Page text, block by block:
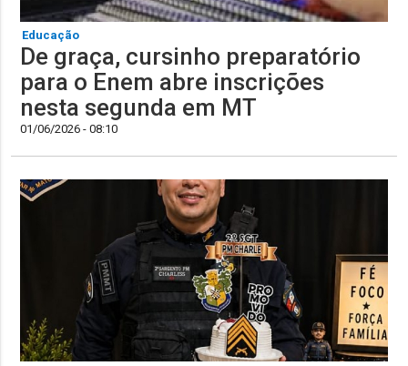
Educação
De graça, cursinho preparatório
para o Enem abre inscrições
nesta segunda em MT
01/06/2026 - 08:10